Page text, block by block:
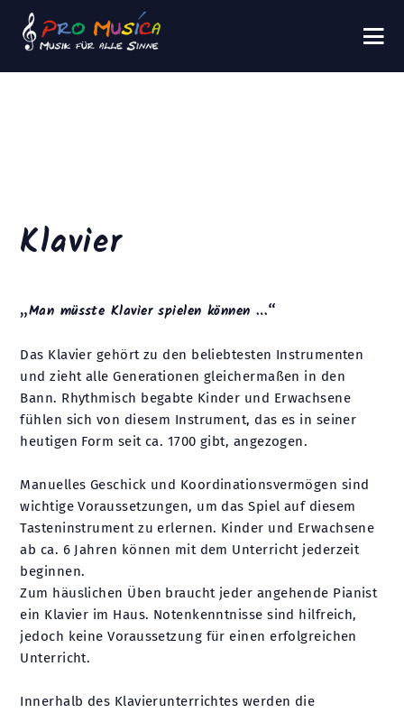
Klavier
„Man müsste Klavier spielen können …“
Das Klavier gehört zu den beliebtesten Instrumenten
und zieht alle Generationen gleichermaßen in den
Bann. Rhythmisch begabte Kinder und Erwachsene
fühlen sich von diesem Instrument, das es in seiner
heutigen Form seit ca. 1700 gibt, angezogen.
Manuelles Geschick und Koordinationsvermögen sind
wichtige Voraussetzungen, um das Spiel auf diesem
Tasteninstrument zu erlernen. Kinder und Erwachsene
ab ca. 6 Jahren können mit dem Unterricht jederzeit
beginnen.
Zum häuslichen Üben braucht jeder angehende Pianist
ein Klavier im Haus. Notenkenntnisse sind hilfreich,
jedoch keine Voraussetzung für einen erfolgreichen
Unterricht.
Innerhalb des Klavierunterrichtes werden die